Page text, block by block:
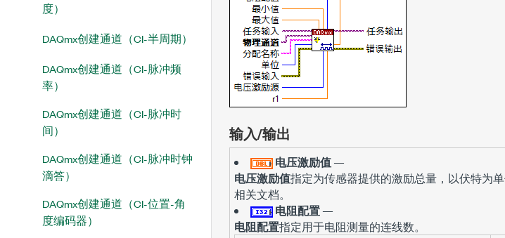
度）
DAQmx创建通道（CI-半周期）
DAQmx创建通道（CI-脉冲频
率）
DAQmx创建通道（CI-脉冲时
间）
DAQmx创建通道（CI-脉冲时钟
滴答）
DAQmx创建通道（CI-位置-角
度编码器）
输入/输出
电压激励值—
电压激励值指定为传感器提供的激励总量，以伏特为
相关文档。
电阻配置—
电阻配置指定用于电阻测量的连线数。